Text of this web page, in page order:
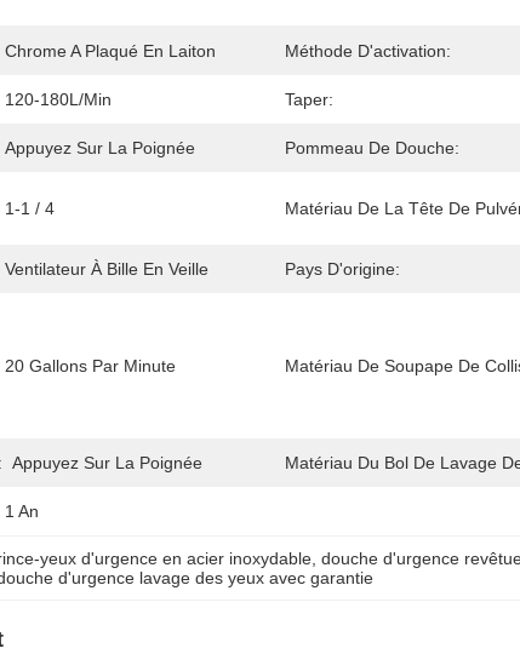
Chrome A Plaqué En Laiton Méthode D'activation:
120-180L/min Taper:
Appuyez Sur La Poignée Pommeau De Douche:
1-1 / 4 Matériau De La Tête De
Ventilateur À Bille En Veille Pays D'origine:
20 Gallons Par Minute Matériau De Soupape De
Appuyez Sur La Poignée Matériau Du Bol De Lavage
1 An
yeux d'urgence en acier inoxydable , douche d'urgence
d'urgence lavage des yeux avec garantie